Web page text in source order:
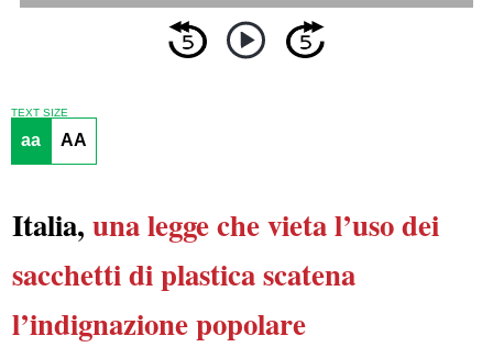
TEXT SIZE
aa AA
Italia, una legge che vieta l’uso dei
sacchetti di plasticascatena
l’indignazione popolare